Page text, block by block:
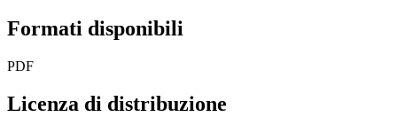
Formati disponibili
PDF
Licenza di distribuzione